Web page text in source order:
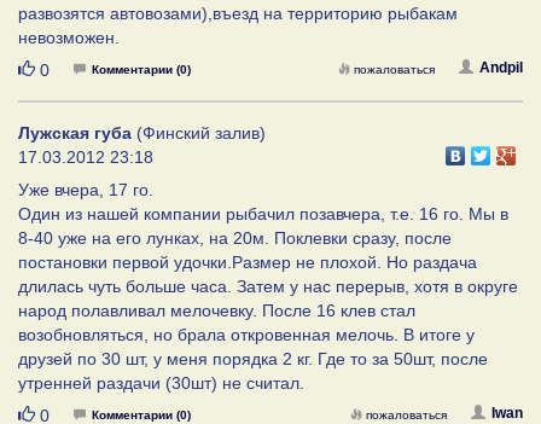
развозятся автовозами),въезд на территорию рыбакам
невозможен.
Нравится
0 Комментарии (0) Andpil
пожаловаться
Лужская губа (Финский залив)
17.03.2012 23:18
Уже вчера, 17 го.
Один из нашей компании рыбачил позавчера, т.е. 16 го. Мы в
8-40 уже на его лунках, на 20м. Поклевки сразу, после
постановки первой удочки.Размер не плохой. Но раздача
длилась чуть больше часа. Затем у нас перерыв, хотя в округе
народ полавливал мелочевку. После 16 клев стал
возобновляться, но брала откровенная мелочь. В итоге у
друзей по 30 шт, у меня порядка 2 кг. Где то за 50шт, после
утренней раздачи (30шт) не считал.
Нравится
0 Комментарии (0) Iwan
пожаловаться